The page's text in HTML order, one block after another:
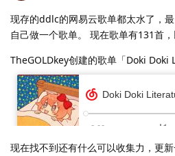
现存的ddlc的网易云歌单都太水了，
自己做一个歌单。 现在歌单有131首
TheGOLDkey创建的歌单「Doki
现在找不到还有什么可以收集力，更